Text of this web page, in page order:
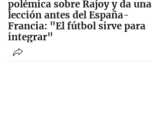
polémica sobre Rajoy y da una
lección antes del España-
Francia: "El fútbol sirve para
integrar"